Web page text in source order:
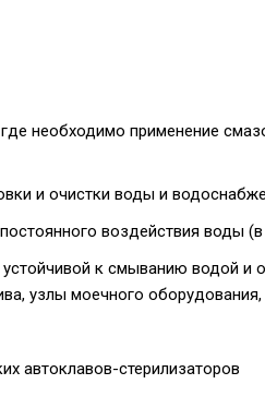
необходимо применение
и очистки воды и
воздействия воды
к смыванию водой
узлы моечного
автоклавов-стерилизаторов